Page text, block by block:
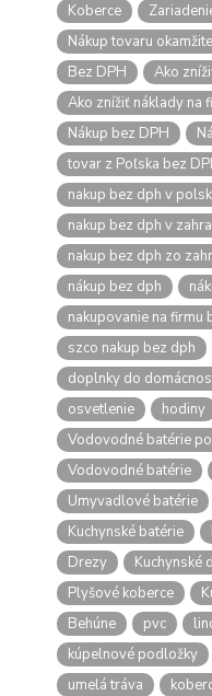
Koberce
Nákup tovaru
Bez DPH
Ako
Ako znížiť náklady na
Nákup bez DPH
tovar z Poľska bez
nakup bez dph v
nakup bez dph v
nakup bez dph zo
nákup bez dph
nakupovanie na firmu
szco nakup bez dph
doplnky do
osvetlenie
hodiny
Vodovodné batérie
Vodovodné batérie
Umyvadlové batérie
Kuchynské batérie
Drezy
Kuchynské
Plyšové koberce
Behúne
pvc
kúpelnové podložky
umelá tráva